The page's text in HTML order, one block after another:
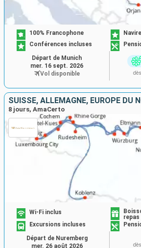
100% Francophone
Conférences incluses
dès
Départ de Munich
mer. 16 sept. 2026
Vol disponible
SUISSE, ALLEMAGNE, EUROPE DU
8 jours, AmaCerto
Wi-Fi inclus
repas
Excursions incluses
dès
Départ de Nuremberg
mer. 26 août 2026